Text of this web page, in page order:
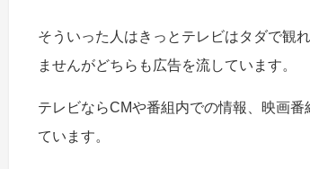
そういった人はきっとテレビはタダで観
ませんがどちらも広告を流しています。
テレビならCMや番組内での情報、映画
ています。